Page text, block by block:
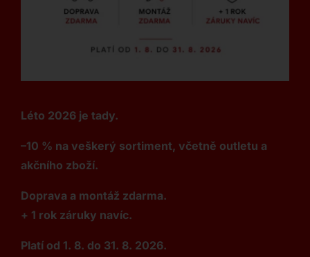
Léto 2026 je tady.
–10 % na veškerý sortiment, včetně outletu a
akčního zboží.
Doprava a montáž zdarma.
+ 1 rok záruky navíc.
Platí od 1. 8. do 31. 8. 2026.